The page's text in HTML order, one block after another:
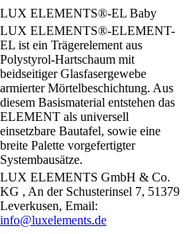
LUX ELEMENTS®-EL Baby
LUX ELEMENTS®-ELEMENT-
EL ist ein Trägerelement aus
Polystyrol-Hartschaum mit
beidseitiger Glasfasergewebe
armierter Mörtelbeschichtung. Aus
diesem Basismaterial entstehen das
ELEMENT als universell
einsetzbare Bautafel, sowie eine
breite Palette vorgefertigter
Systembausätze.
LUX ELEMENTS GmbH & Co.
KG , An der Schusterinsel 7, 51379
Leverkusen, Email:
info@luxelements.de